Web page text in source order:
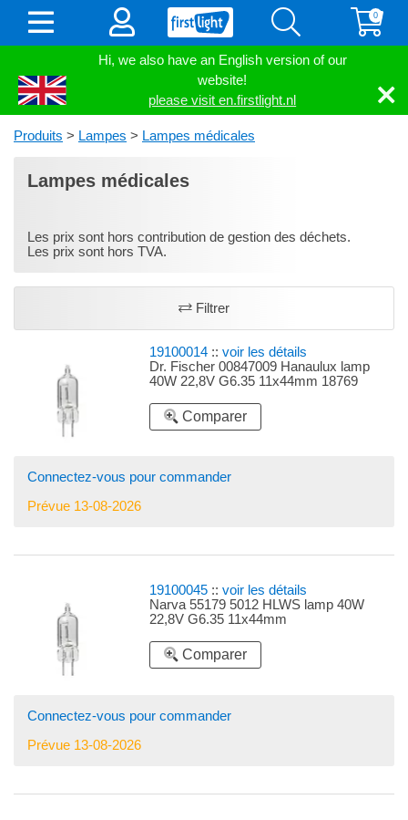
Hi, we also have an English version of our
website!
please visit en.firstlight.nl
0
Produits > Lampes > Lampes médicales
Lampes médicales
Les prix sont hors contribution de gestion des déchets.
Les prix sont hors TVA.
Filtrer
19100014 ::voir les détails
Dr. Fischer 00847009 Hanaulux lamp
40W 22,8V G6.35 11x44mm 18769
Comparer
Connectez-vous pour commander
Prévue 13-08-2026
19100045 ::voir les détails
Narva 55179 5012 HLWS lamp 40W
22,8V G6.35 11x44mm
Comparer
Connectez-vous pour commander
Prévue 13-08-2026